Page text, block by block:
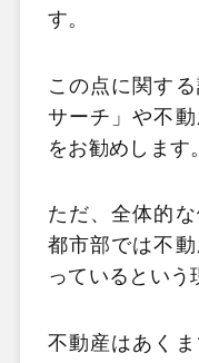
す。
この点に関す
サーチ」や不
をお勧めします。
ただ、全体的
都市部では不
っているという
不動産はあく